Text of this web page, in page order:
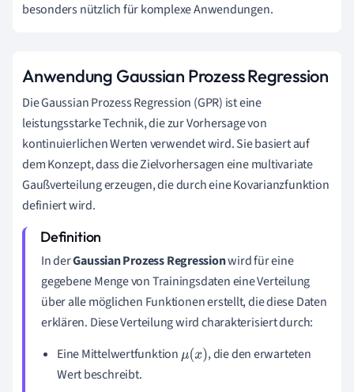
besonders nützlich für komplexe Anwendungen.
Anwendung Gaussian Prozess Regression
Die Gaussian Prozess Regression (GPR) ist eine
leistungsstarke Technik, die zur Vorhersage von
kontinuierlichen Werten verwendet wird. Sie basiert auf
dem Konzept, dass die Zielvorhersagen eine multivariate
Gaußverteilung erzeugen, die durch eine Kovarianzfunktion
definiert wird.
In derGaussian Prozess Regressionwird für eine
gegebene Menge von Trainingsdaten eine Verteilung
über alle möglichen Funktionen erstellt, die diese Daten
erklären. Diese Verteilung wird charakterisiert durch:
Eine Mittelwertfunktionμ(x) , die den erwarteten
Wert beschreibt.